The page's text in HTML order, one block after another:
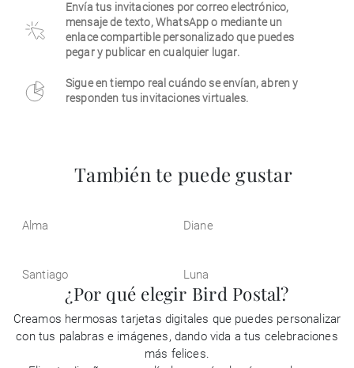
Envía tus invitaciones por correo electrónico,
mensaje de texto, WhatsApp o mediante un
enlace compartible personalizado que puedes
pegar y publicar en cualquier lugar.
Sigue en tiempo real cuándo se envían, abren y
responden tus invitaciones virtuales.
También te puede gustar
Alma Diane
Santiago Luna
¿Por qué elegir Bird Postal?
Creamos hermosas tarjetas digitales que puedes personalizar
con tus palabras e imágenes, dando vida a tus celebraciones
más felices.